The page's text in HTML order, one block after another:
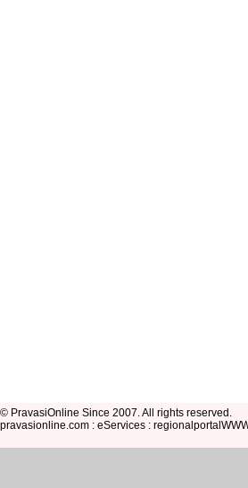
© PravasiOnline Since 2007. All rights reserved.
pravasionline.com : eServices :